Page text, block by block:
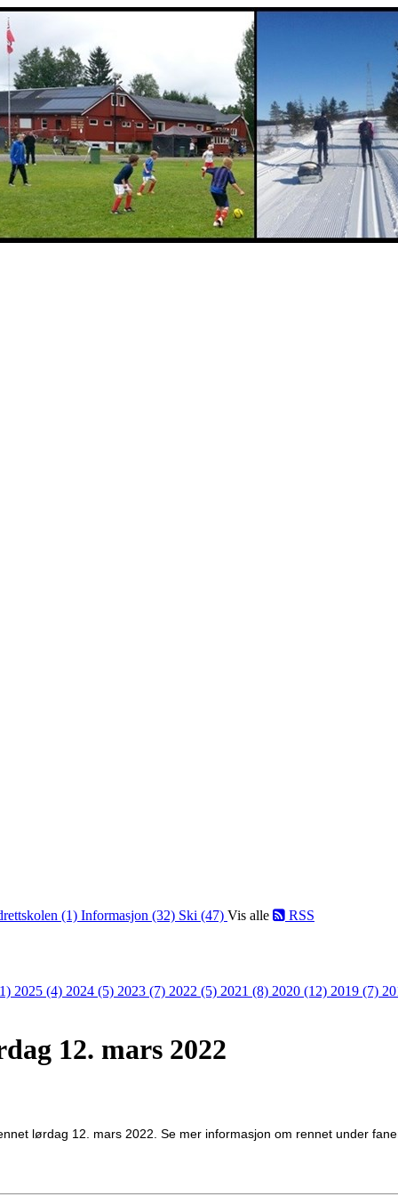
(1) Informasjon (32) Ski (47) Vis alle RSS
2025 (4) 2024 (5) 2023 (7) 2022 (5) 2021 (8) 2020 (12) 2019 (7)
12. mars 2022
lørdag 12. mars 2022. Se mer informasjon om rennet under